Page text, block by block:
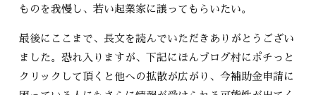
ものを我慢し、若い起業家に譲ってもらいたい。
最後にここまで、長文を読んでいただきありがとうござい
ました。恐れ入りますが、下記にほんブログ村にポチっと
クリックして頂くと他への拡散が広がり、今補助金申請に